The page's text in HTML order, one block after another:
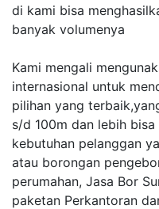
di kami bisa
banyak volumenya
Kami mengali
internasional untuk
pilihan yang
s/d 100m dan lebih
kebutuhan pelanggan
atau borongan
perumahan, Jasa Bor
paketan Perkantoran